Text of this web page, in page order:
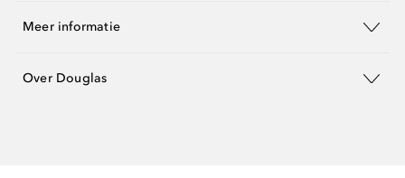
Meer informatie
Over Douglas